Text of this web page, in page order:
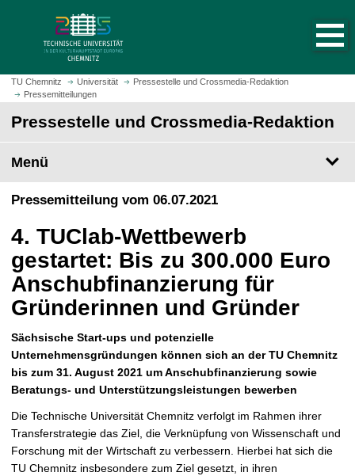
m
H
t
s
i
e
a
u
f
e
n
TU Chemnitz Universität
Pressestelle und Crossmedia-Redaktion
Pressemitteilungen
Pressestelle und Crossmedia-Redaktion
Menü
Pressemitteilung vom 06.07.2021
4. TUClab-Wettbewerb
gestartet: Bis zu 300.000 Euro
Anschubfinanzierung für
Gründerinnen und Gründer
Sächsische Start-ups und potenzielle
Unternehmensgründungen können sich an der TU Chemnitz
bis zum 31. August 2021 um Anschubfinanzierung sowie
Beratungs- und Unterstützungsleistungen bewerben
Die Technische Universität Chemnitz verfolgt im Rahmen ihrer
Transferstrategie das Ziel, die Verknüpfung von Wissenschaft und
Forschung mit der Wirtschaft zu verbessern. Hierbei hat sich die
TU Chemnitz insbesondere zum Ziel gesetzt, in ihren